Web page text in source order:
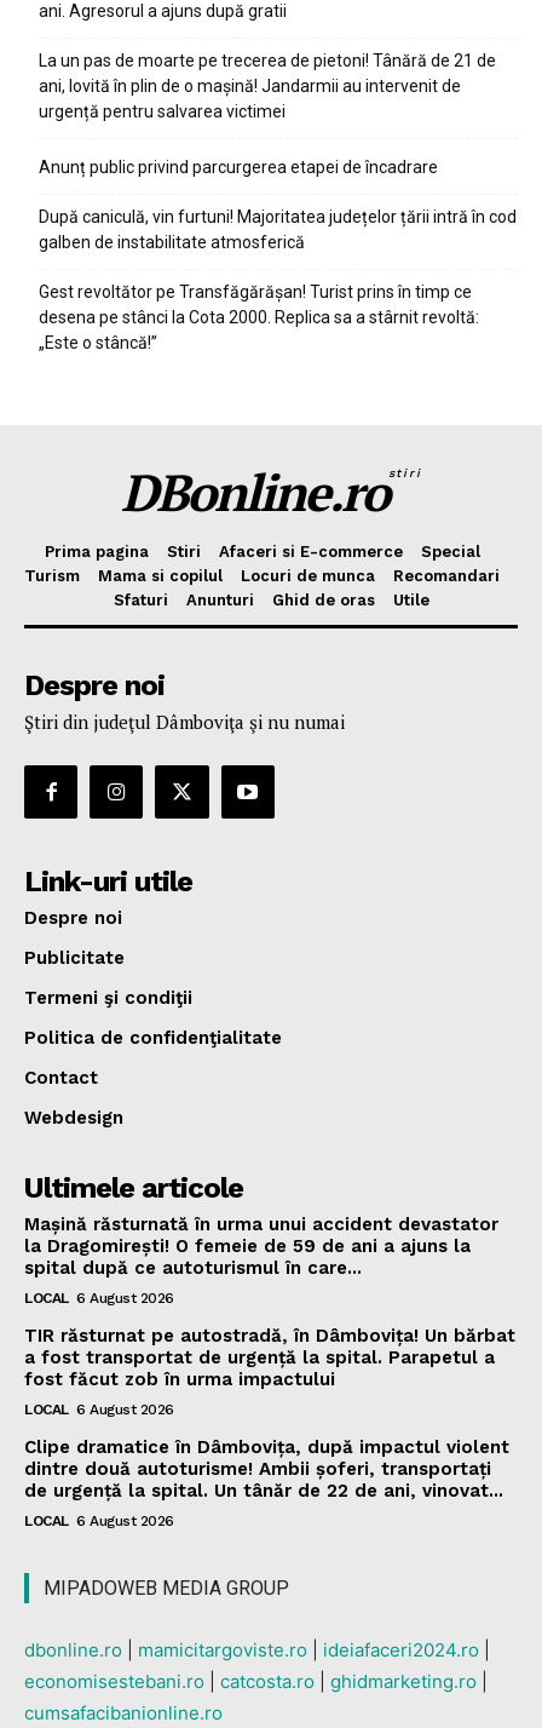
ani. Agresorul a ajuns după gratii
La un pas de moarte pe trecerea de pietoni! Tânără de 21 de
ani, lovită în plin de o mașină! Jandarmii au intervenit de
urgență pentru salvarea victimei
Anunț public privind parcurgerea etapei de încadrare
După caniculă, vin furtuni! Majoritatea județelor țării intră în cod
galben de instabilitate atmosferică
Gest revoltător pe Transfăgărășan! Turist prins în timp ce
desena pe stânci la Cota 2000. Replica sa a stârnit revoltă:
„Este o stâncă!”
DBonline.rostiri
Prima pagina Stiri Afaceri si E-commerce
Special
Turism
Mama si copilul Locuri de munca
Recomandari
Sfaturi
Anunturi Ghid de oras Utile
Despre noi
Ştiri din judeţul Dâmboviţa şi nu numai
Link-uri utile
Despre noi
Publicitate
Termeni şi condiţii
Politica de confidenţialitate
Contact
Webdesign
Ultimele articole
Mașină răsturnată în urma unui accident devastator
la Dragomirești! O femeie de 59 de ani a ajuns la
spital după ce autoturismul în care...
LOCAL 6 August 2026
TIR răsturnat pe autostradă, în Dâmbovița! Un bărbat
a fost transportat de urgență la spital. Parapetul a
fost făcut zob în urma impactului
LOCAL 6 August 2026
Clipe dramatice în Dâmbovița, după impactul violent
dintre două autoturisme! Ambii șoferi, transportați
de urgență la spital. Un tânăr de 22 de ani, vinovat...
LOCAL 6 August 2026
MIPADOWEB MEDIA GROUP
dbonline.ro mamicitargoviste.ro ideiafaceri2024.ro
economisestebani.ro
catcosta.ro ghidmarketing.ro
cumsafacibanionline.ro